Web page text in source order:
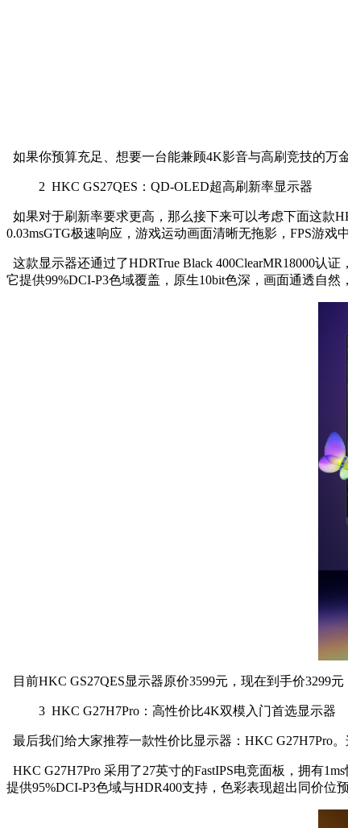
如果你预算充足、想要一台能兼顾4K影音与高刷竞技的万
2 HKC GS27QES：QD-OLED超高刷新率显示器
如果对于刷新率要求更高，那么接下来可以考虑下面这款
0.03msGTG极速响应，游戏运动画面清晰无拖影，FPS游戏
这款显示器还通过了HDRTrue Black 400ClearMR18000认
它提供99%DCI-P3色域覆盖，原生10bit色深，画面通透自
目前HKC GS27QES显示器原价3599元，现在到手价3299
3 HKC G27H7Pro：高性价比4K双模入门首选显示器
最后我们给大家推荐一款性价比显示器：HKC G27H7Pro
HKC G27H7Pro 采用了27英寸的FastIPS电竞面板，拥有
提供95%DCI-P3色域与HDR400支持，色彩表现超出同价